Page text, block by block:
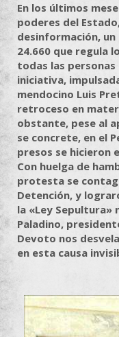
En los últimos
poderes del
desinformación,
24.660 que regula
todas las
iniciativa,
mendocino Luis
retroceso en
obstante, pese al
se concrete, en el
presos se hicieron
Con huelga de
protesta se
Detención, y
la «Ley Sepultura»
Paladino,
Devoto nos
en esta causa